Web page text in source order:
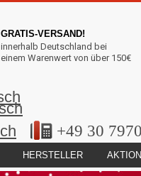
GRATIS-VERSAND!
innerhalb Deutschland bei
einem Warenwert von über 150€
+49 30
HERSTELLER